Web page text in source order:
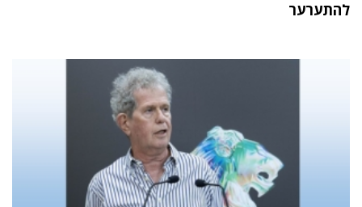
להתערער